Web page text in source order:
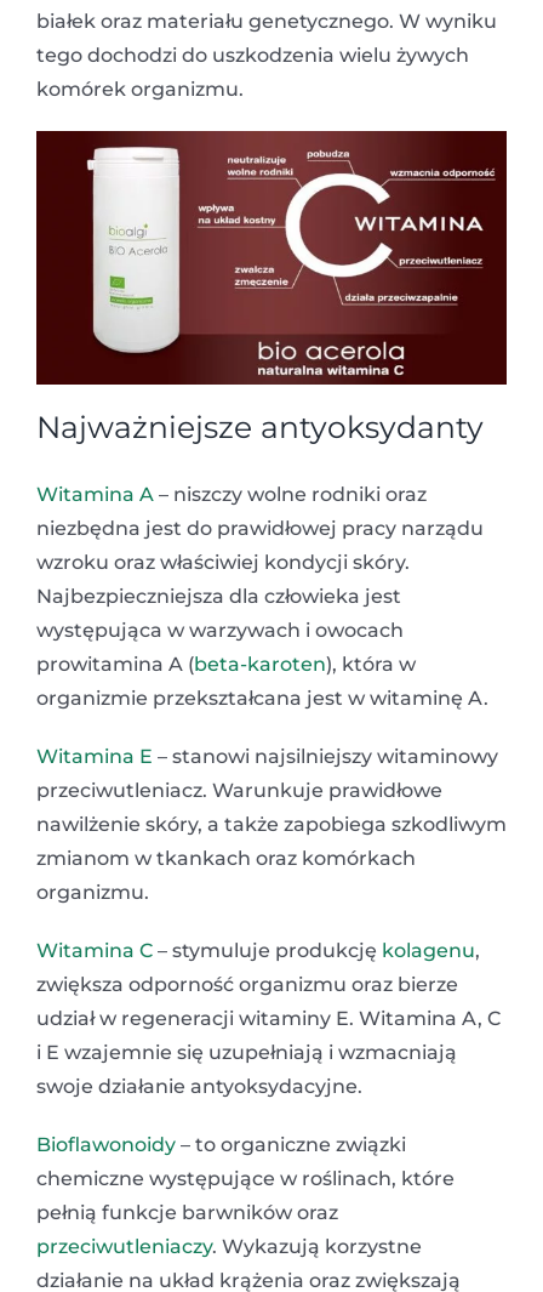
białek oraz materiału genetycznego. W wyniku
tego dochodzi do uszkodzenia wielu żywych
komórek organizmu.
Najważniejsze antyoksydanty
Witamina A – niszczy wolne rodniki oraz
niezbędna jest do prawidłowej pracy narządu
wzroku oraz właściwiej kondycji skóry.
Najbezpieczniejsza dla człowieka jest
występująca w warzywach i owocach
prowitamina A (beta-karoten), która w
organizmie przekształcana jest w witaminę A.
Witamina E – stanowi najsilniejszy witaminowy
przeciwutleniacz. Warunkuje prawidłowe
nawilżenie skóry, a także zapobiega szkodliwym
zmianom w tkankach oraz komórkach
organizmu.
Witamina C – stymuluje produkcję kolagenu,
zwiększa odporność organizmu oraz bierze
udział w regeneracji witaminy E. Witamina A, C
i E wzajemnie się uzupełniają i wzmacniają
swoje działanie antyoksydacyjne.
Bioflawonoidy – to organiczne związki
chemiczne występujące w roślinach, które
pełnią funkcje barwników oraz
przeciwutleniaczy. Wykazują korzystne
działanie na układ krążenia oraz zwiększają